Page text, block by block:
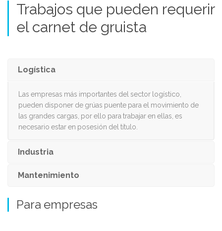
Trabajos que pueden requerir
el carnet de gruista
Logística
Las empresas más importantes del sector logístico,
pueden disponer de grúas puente para el movimiento de
las grandes cargas, por ello para trabajar en ellas, es
necesario estar en posesión del título.
Industria
Mantenimiento
Para empresas